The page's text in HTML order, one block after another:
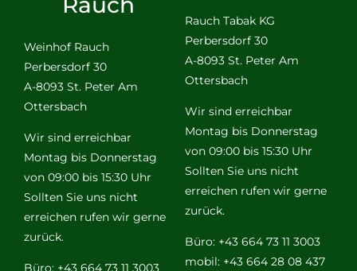
Weinhof Rauch
Perbersdorf 30
A-8093 St. Peter Am
Ottersbach
Wir sind erreichbar
Montag bis Donnerstag
von 09:00 bis 15:30 Uhr
Sollten Sie uns nicht
erreichen rufen wir gerne
zurück.
Büro: +43 664 73 11 3003
Rauch Tabak KG
Perbersdorf 30
A-8093 St. Peter Am
Ottersbach
Wir sind erreichbar
Montag bis Donnerstag
von 09:00 bis 15:30 Uhr
Sollten Sie uns nicht
erreichen rufen wir gerne
zurück.
Büro: +43 664 73 11 3003
mobil: +43 664 28 08 437